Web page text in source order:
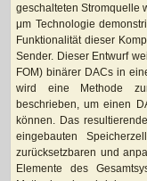
geschalteten Stromquelle
μm Technologie
Funktionalität dieser
Sender. Dieser Entwurf
FOM) binärer DACs in
wird eine Methode
beschrieben, um einen
können. Das
eingebauten
zurücksetzbaren und
Elemente des